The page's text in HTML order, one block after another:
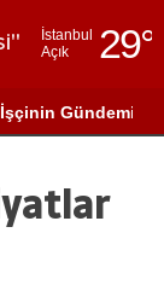
İstanbul
Açık
29°
Adıyaman
Ağrı
İşçinin Gündemi